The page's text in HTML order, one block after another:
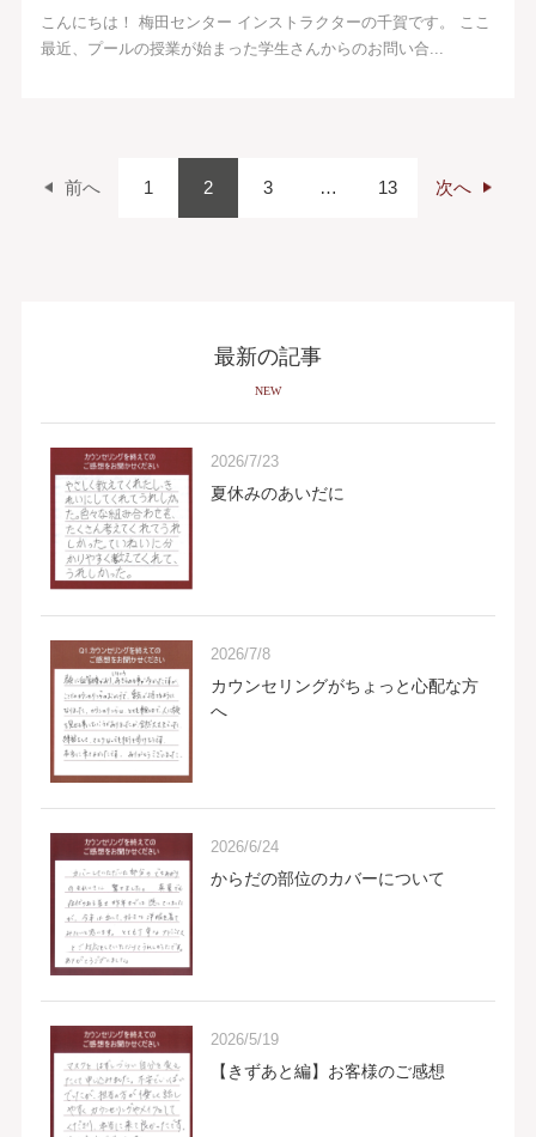
こんにちは！ 梅田センター インストラクターの千賀です。 ここ
最近、プールの授業が始まった学生さんからのお問い合...
前へ 1 2 3 … 13 次へ
最新の記事
NEW
2026/7/23
夏休みのあいだに
2026/7/8
カウンセリングがちょっと心配な方
へ
2026/6/24
からだの部位のカバーについて
2026/5/19
【きずあと編】お客様のご感想